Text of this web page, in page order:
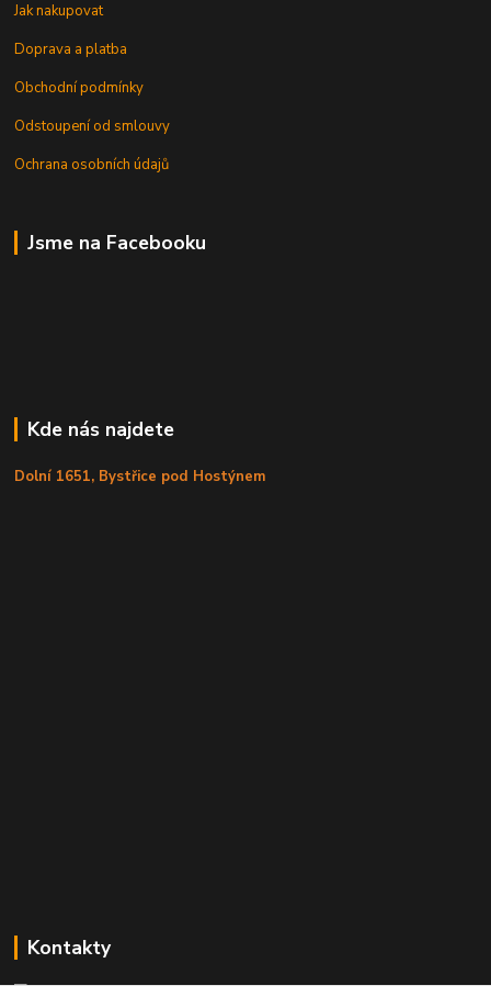
Jak nakupovat
Doprava a platba
Obchodní podmínky
Odstoupení od smlouvy
Ochrana osobních údajů
Jsme na Facebooku
Kde nás najdete
Dolní 1651, Bystřice pod Hostýnem
Kontakty